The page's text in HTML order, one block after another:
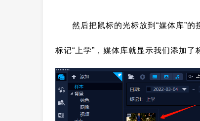
然后把鼠标的光标放到“媒体库”
标记“上学”，媒体库就显示我们添加了